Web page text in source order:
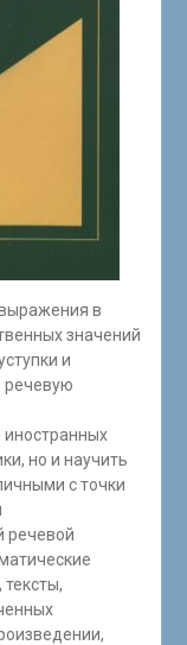
в
значений
и
речевую
иностранных
но и научить
с точки
речевой